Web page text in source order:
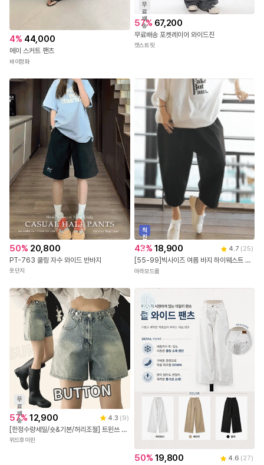
4% 44,000
메이 스커트 팬츠
바이정화
무
료
배
송
57% 67,200
무료배송 포켓레이어 와이드진
캣스트릿
50% 20,800
PT-763 쿨링 자수 와이드 반바지
옷단지
직
진
배
송
43% 18,900 4.7 (25)
[55-99]빅사이즈 여름 바지 하이웨스트 배기핏 밴딩 사계절 9부 트레이닝팬츠
아라모드룸
무
료
배
송
57% 12,900 4.3 (9)
[한정수량세일/숏&기본/허리조절] 트윈쓰 데님 청 반바지 (2color)
위드후이린
50% 19,800 4.6 (27)